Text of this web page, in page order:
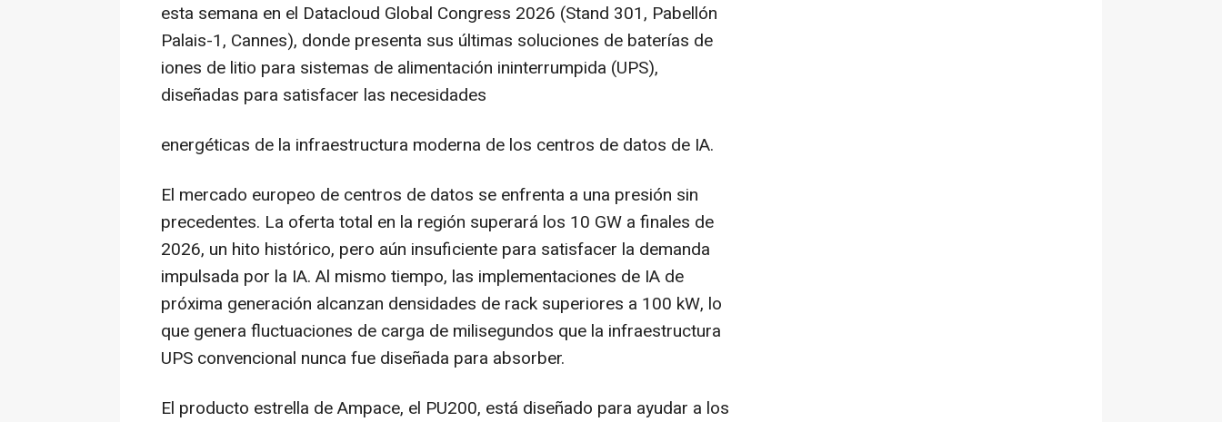
esta semana en el Datacloud Global Congress 2026 (Stand 301, Pabellón
Palais-1, Cannes), donde presenta sus últimas soluciones de baterías de
iones de litio para sistemas de alimentación ininterrumpida (UPS),
diseñadas para satisfacer las necesidades
energéticas de la infraestructura moderna de los centros de datos de IA.
El mercado europeo de centros de datos se enfrenta a una presión sin
precedentes. La oferta total en la región superará los 10 GW a finales de
2026, un hito histórico, pero aún insuficiente para satisfacer la demanda
impulsada por la IA. Al mismo tiempo, las implementaciones de IA de
próxima generación alcanzan densidades de rack superiores a 100 kW, lo
que genera fluctuaciones de carga de milisegundos que la infraestructura
UPS convencional nunca fue diseñada para absorber.
El producto estrella de Ampace, el PU200, está diseñado para ayudar a los